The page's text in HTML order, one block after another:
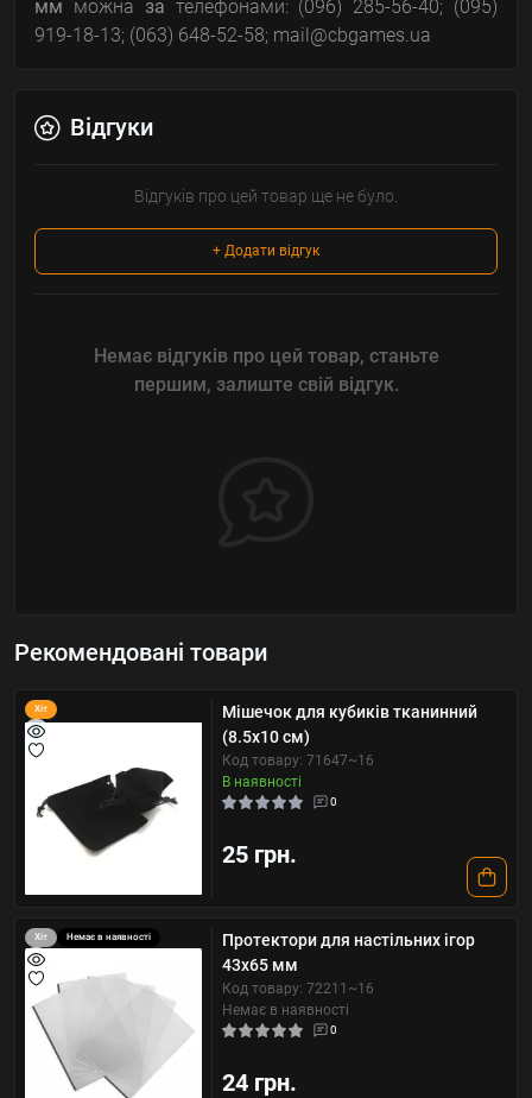
мм можна за телефонами: (096) 285-56-40; (095)
919-18-13; (063) 648-52-58; mail@cbgames.ua
Відгуки
Відгуків про цей товар ще не було.
+ Додати відгук
Немає відгуків про цей товар, станьте
першим, залиште свій відгук.
Рекомендовані товари
Хіт
Мішечок для кубиків тканинний
(8.5х10 см)
Код товару: 71647~16
В наявності
0
25 грн.
Хіт Немає в наявності
Протектори для настільних ігор
43х65 мм
Код товару: 72211~16
Немає в наявності
0
24 грн.